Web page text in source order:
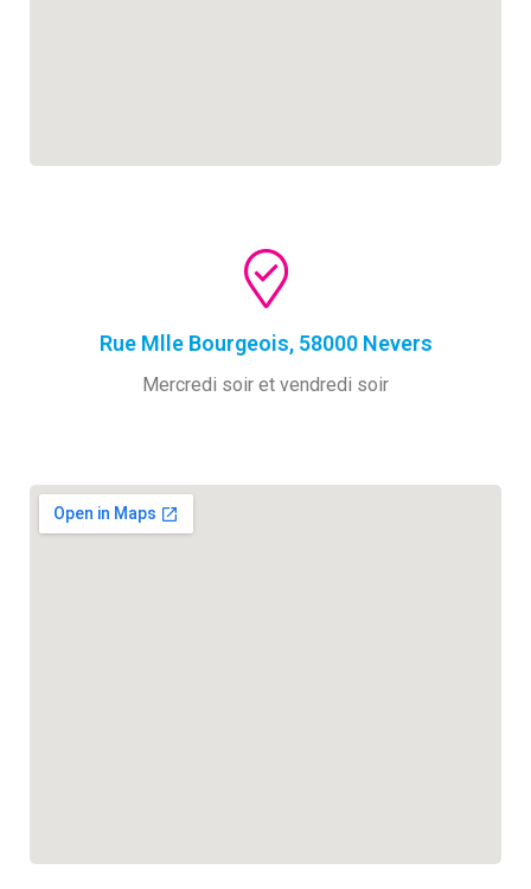
Rue Mlle Bourgeois, 58000 Nevers
Mercredi soir et vendredi soir